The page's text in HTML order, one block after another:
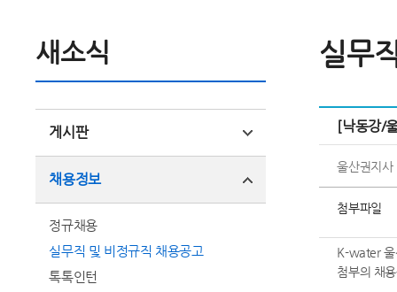
새소식
게시판
채용정보
정규채용
실무직 및 비정규직 채용공고
톡톡인턴
실무
[낙동강/
울산권지사
첨부파일
K-water 울
첨부의 채